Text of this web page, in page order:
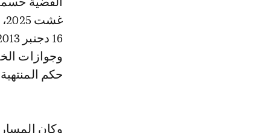
وجوازات
حكم